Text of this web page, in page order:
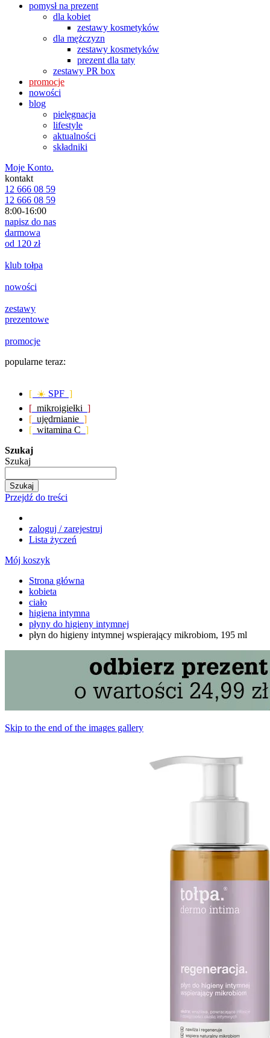
pomysł na prezent
dla kobiet
zestawy kosmetyków
dla mężczyzn
zestawy kosmetyków
prezent dla taty
zestawy PR box
promocje
nowości
blog
pielęgnacja
lifestyle
aktualności
składniki
Moje Konto.
kontakt
12 666 08 59
12 666 08 59
8:00-16:00
napisz do nas
darmowa
od 120 zł
klub tołpa
nowości
zestawy
prezentowe
promocje
popularne teraz:
[ ☀️ SPF ]
[ mikroigiełki ]
[ ujędrnianie ]
[ witamina C ]
Szukaj
Szukaj
Szukaj
Przejdź do treści
zaloguj / zarejestruj
Lista życzeń
Mój koszyk
Strona główna
kobieta
ciało
higiena intymna
płyny do higieny intymnej
płyn do higieny intymnej wspierający mikrobiom, 195 ml
Skip to the end of the images gallery